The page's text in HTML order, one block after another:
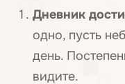
Дневник
одно, пусть
день.
видите.